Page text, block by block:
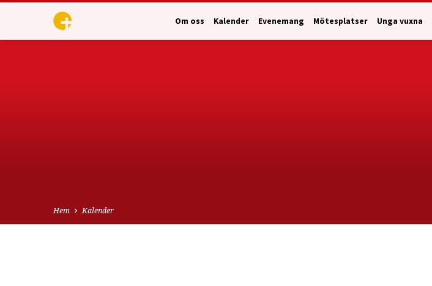
Om oss Kalender Evenemang Mötesplatser Unga vuxna
Hem Kalender